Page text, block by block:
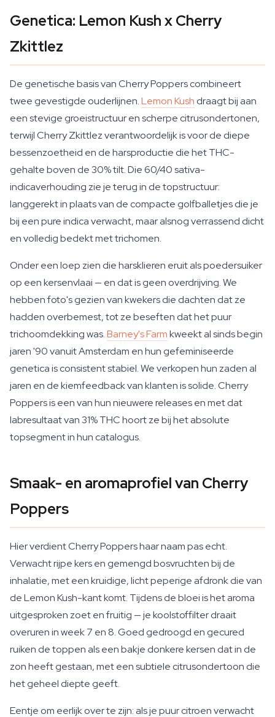
Genetica: Lemon Kush x Cherry
Zkittlez
De genetische basis van Cherry Poppers combineert
twee gevestigde ouderlijnen.Lemon Kush draagt bij aan
een stevige groeistructuur en scherpe citrusondertonen,
terwijl Cherry Zkittlez verantwoordelijk is voor de diepe
bessenzoetheid en de harsproductie die het THC-
gehalte boven de 30% tilt. Die 60/40 sativa-
indicaverhouding zie je terug in de topstructuur:
langgerekt in plaats van de compacte golfballetjes die je
bij een pure indica verwacht, maar alsnog verrassend dicht
en volledig bedekt met trichomen.
Onder een loep zien die harsklieren eruit als poedersuiker
op een kersenvlaai — en dat is geen overdrijving. We
hebben foto's gezien van kwekers die dachten dat ze
hadden overbemest, tot ze beseften dat het puur
trichoomdekking was.Barney's Farmkweekt al sinds begin
jaren '90 vanuit Amsterdam en hun gefeminiseerde
genetica is consistent stabiel. We verkopen hun zaden al
jaren en de kiemfeedback van klanten is solide. Cherry
Poppers is een van hun nieuwere releases en met dat
labresultaat van 31% THC hoort ze bij het absolute
topsegment in hun catalogus.
Smaak- en aromaprofiel van Cherry
Poppers
Hier verdient Cherry Poppers haar naam pas echt.
Verwacht rijpe kers en gemengd bosvruchten bij de
inhalatie, met een kruidige, licht peperige afdronk die van
de Lemon Kush-kant komt. Tijdens de bloei is het aroma
uitgesproken zoet en fruitig — je koolstoffilter draait
overuren in week 7 en 8. Goed gedroogd en gecured
ruiken de toppen als een bakje donkere kersen dat in de
zon heeft gestaan, met een subtiele citrusondertoon die
het geheel diepte geeft.
Eentje om eerlijk over te zijn: als je puur citroen verwacht